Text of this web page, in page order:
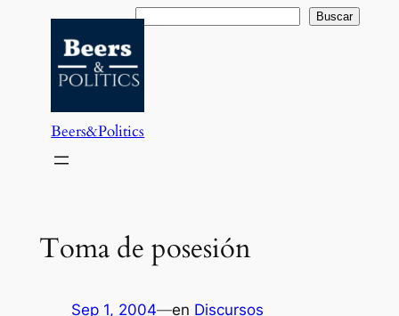
contenido
Buscar Buscar
Beers&Politics
Toma de posesión
Sep 1, 2004—en Discursos